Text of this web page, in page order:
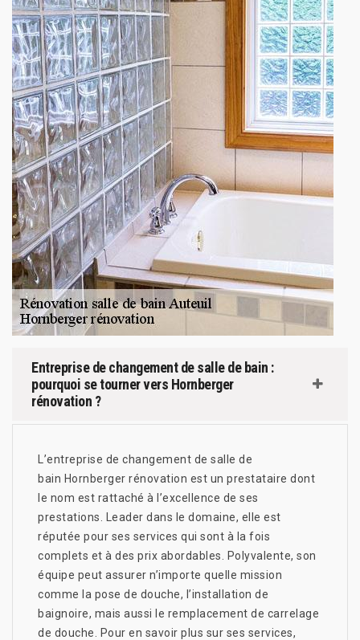
Entreprise de changement de salle de bain :
pourquoi se tourner vers Hornberger
rénovation ?
L’entreprise de changement de salle de
bain Hornberger rénovation est un prestataire dont
le nom est rattaché à l’excellence de ses
prestations. Leader dans le domaine, elle est
réputée pour ses services qui sont à la fois
complets et à des prix abordables. Polyvalente, son
équipe peut assurer n’importe quelle mission
comme la pose de douche, l’installation de
baignoire, mais aussi le remplacement de carrelage
de douche. Pour en savoir plus sur ses services,